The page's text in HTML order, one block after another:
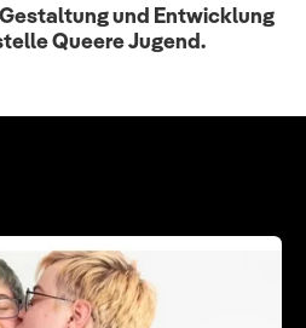
und Entwicklung
Queere Jugend.